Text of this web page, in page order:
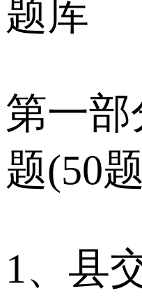
题库
第一部
题(50
1、县